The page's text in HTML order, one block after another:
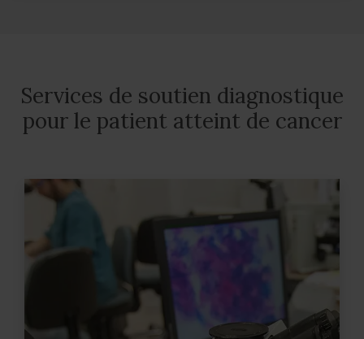
Services de soutien diagnostique
pour le patient atteint de cancer